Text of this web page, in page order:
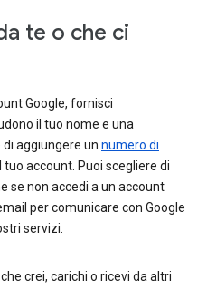
te o che ci
Google, fornisci
il tuo nome e una
aggiungere un numero di
tuo account. Puoi scegliere di
se non accedi a un account
per comunicare con Google
servizi.
crei, carichi o ricevi da altri